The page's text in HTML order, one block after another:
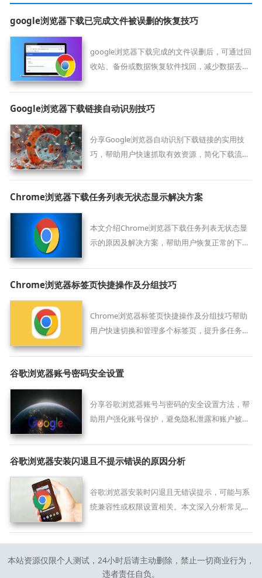
google浏览器下载已完成文件被误删的恢复技巧
google浏览器下载完成的文件误删后，可通过回
收站、备份或数据恢复软件找回，减少数据丢失
Google浏览器下载链接自动识别技巧
分享Google浏览器自动识别下载链接的实用技
巧，帮助用户快速抓取有效资源，简化下载流
Chrome浏览器下载任务列表无状态显示解决方案
本文介绍Chrome浏览器下载任务列表无状态显
示的原因及解决方案，帮助用户恢复正常的下载
Chrome浏览器标签页快捷操作及分组技巧
Chrome浏览器标签页快捷操作及分组技巧帮助
用户快速切换和管理多个标签页，提升多任务浏
谷歌浏览器账号密码安全设置
分享谷歌浏览器账号与密码的安全设置方法，帮
助用户强化账号保护，避免隐私泄露和账户被盗
谷歌浏览器安装闪退且不提示错误的原因分析
谷歌浏览器安装时闪退且无错误提示，可能与系
统兼容性或权限设置相关。本文深入分析常见原
本站资源仅限个人测试，24小时后请主动删除，禁止一切商业行为，
违者责任自负。